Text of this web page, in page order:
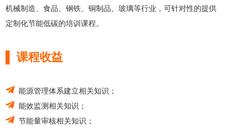
机械制造、食品、钢铁、铜制品、玻璃等行业，可针对性的提供
定制化节能低碳的培训课程。
▌ 课程收益
能源管理体系建立相关知识；
能效监测相关知识；
节能量审核相关知识；